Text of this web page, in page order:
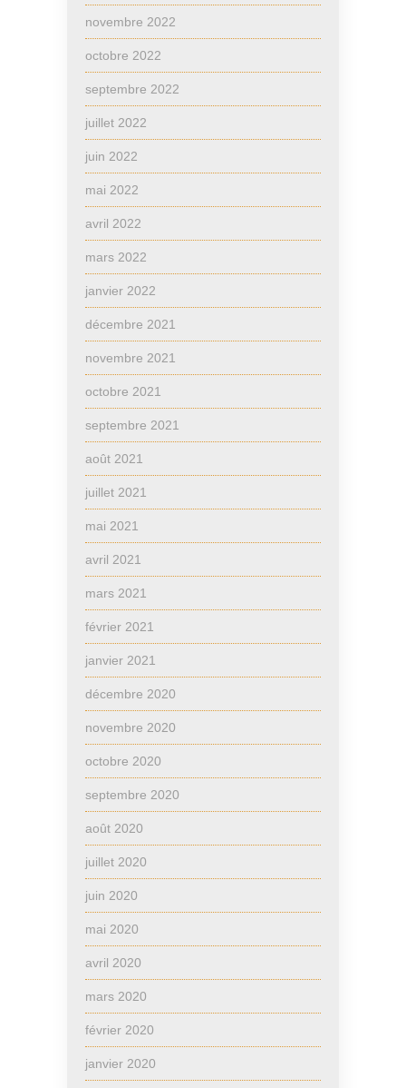
novembre 2022
octobre 2022
septembre 2022
juillet 2022
juin 2022
mai 2022
avril 2022
mars 2022
janvier 2022
décembre 2021
novembre 2021
octobre 2021
septembre 2021
août 2021
juillet 2021
mai 2021
avril 2021
mars 2021
février 2021
janvier 2021
décembre 2020
novembre 2020
octobre 2020
septembre 2020
août 2020
juillet 2020
juin 2020
mai 2020
avril 2020
mars 2020
février 2020
janvier 2020